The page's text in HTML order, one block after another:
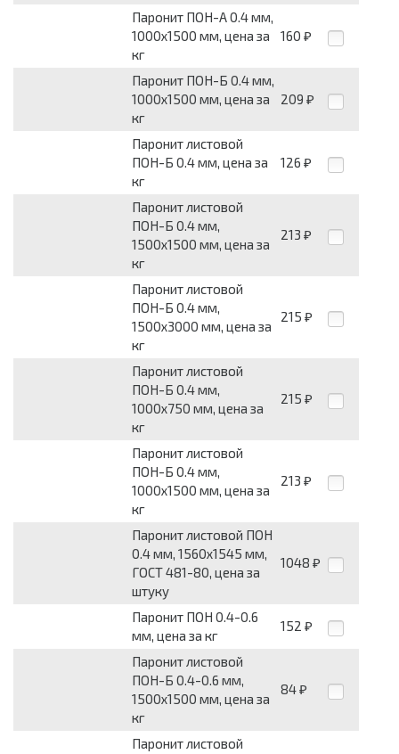
Паронит ПОН-А 0.4 мм,
1000х1500 мм, цена за
кг
160 ₽
Паронит ПОН-Б 0.4 мм,
1000х1500 мм, цена за
кг
209 ₽
Паронит листовой
ПОН-Б 0.4 мм, цена за
кг
126 ₽
Паронит листовой
ПОН-Б 0.4 мм,
1500х1500 мм, цена за
кг
213 ₽
Паронит листовой
ПОН-Б 0.4 мм,
1500х3000 мм, цена за
кг
215 ₽
Паронит листовой
ПОН-Б 0.4 мм,
1000х750 мм, цена за
кг
215 ₽
Паронит листовой
ПОН-Б 0.4 мм,
1000х1500 мм, цена за
кг
213 ₽
Паронит листовой ПОН
0.4 мм, 1560х1545 мм,
ГОСТ 481-80, цена за
штуку
1048 ₽
Паронит ПОН 0.4-0.6
мм, цена за кг
152 ₽
Паронит листовой
ПОН-Б 0.4-0.6 мм,
1500х1500 мм, цена за
кг
84 ₽
Паронит листовой